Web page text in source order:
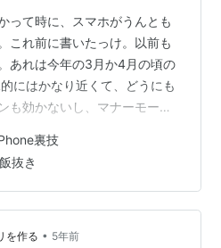
って時に、スマホがうんとも
これ前に書いたっけ。以前も
あれは今年の3月か4月の頃の
にはかなり近くて、どうにも
も効かないし、マナーモード
行ったら、アップルストアに
言われ。マジかー。めんどい
アップルストアへ行った。そ
ち込んだら予約してくれと言
るために店へ。その時の店員
裏技
抜き
を作る • 5年前